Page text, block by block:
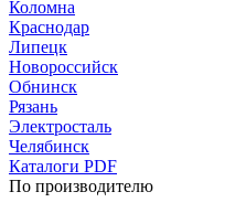
Коломна
Краснодар
Липецк
Новороссийск
Обнинск
Рязань
Электросталь
Челябинск
Каталоги PDF
По производителю